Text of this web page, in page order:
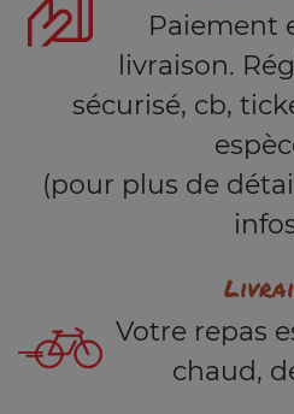
Paiement
livraison.
sécurisé, cb,
(pour plus de
Votre repas
chaud,